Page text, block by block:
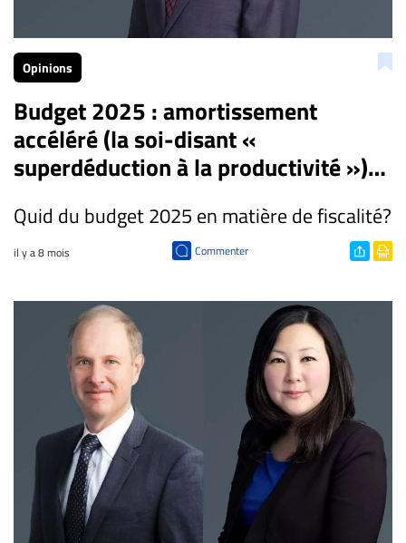
CARRIÈRE
ET
EMPLOIS
AVOCATS
ET
JURISTES
Offres
Formation
Métiers
Scoop?
CABINETS
ENTREPRISES
Espace
entreprises
Page
entreprises
Opinions
Budget 2025 : amortissement
accéléré (la soi-disant «
superdéduction à la productivité »)
au moyen de paliers de sociétés
Quid du budget 2025 en matière de fiscalité?
il y a 8 mois Commenter